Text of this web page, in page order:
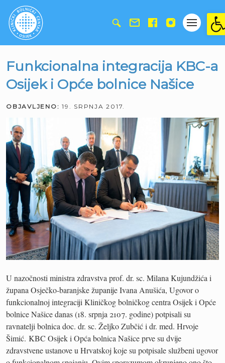
Funkcionalna integracija KBC-a
Osijek i Opće bolnice Našice
OBJAVLJENO: 19. SRPNJA 2017.
U nazočnosti ministra zdravstva prof. dr. sc. Milana Kujundžića i
župana Osječko-baranjske županije Ivana Anušića, Ugovor o
funkcionalnoj integraciji Kliničkog bolničkog centra Osijek i Opće
bolnice Našice danas (18. srpnja 2107. godine) potpisali su
ravnatelji bolnica doc. dr. sc. Željko Zubčić i dr. med. Hrvoje
Šimić. KBC Osijek i Opća bolnica Našice prve su dvije
zdravstvene ustanove u Hrvatskoj koje su potpisale službeni ugovor